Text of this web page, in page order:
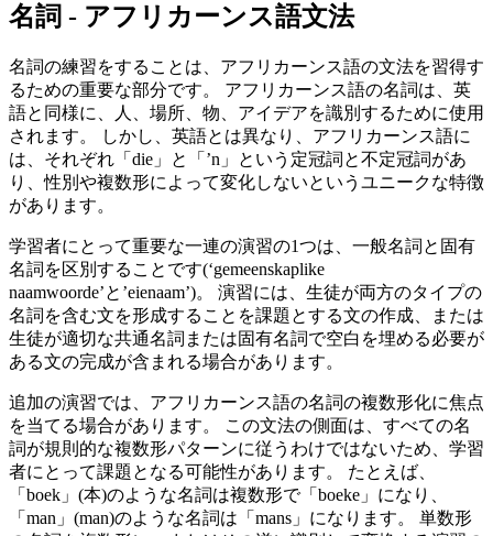
名詞 - アフリカーンス語文法
名詞の練習をすることは、アフリカーンス語の文法を習得す
るための重要な部分です。 アフリカーンス語の名詞は、英
語と同様に、人、場所、物、アイデアを識別するために使用
されます。 しかし、英語とは異なり、アフリカーンス語に
は、それぞれ「die」と「’n」という定冠詞と不定冠詞があ
り、性別や複数形によって変化しないというユニークな特徴
があります。
学習者にとって重要な一連の演習の1つは、一般名詞と固有
名詞を区別することです(‘gemeenskaplike
naamwoorde’と’eienaam’)。 演習には、生徒が両方のタイプの
名詞を含む文を形成することを課題とする文の作成、または
生徒が適切な共通名詞または固有名詞で空白を埋める必要が
ある文の完成が含まれる場合があります。
追加の演習では、アフリカーンス語の名詞の複数形化に焦点
を当てる場合があります。 この文法の側面は、すべての名
詞が規則的な複数形パターンに従うわけではないため、学習
者にとって課題となる可能性があります。 たとえば、
「boek」(本)のような名詞は複数形で「boeke」になり、
「man」(man)のような名詞は「mans」になります。 単数形